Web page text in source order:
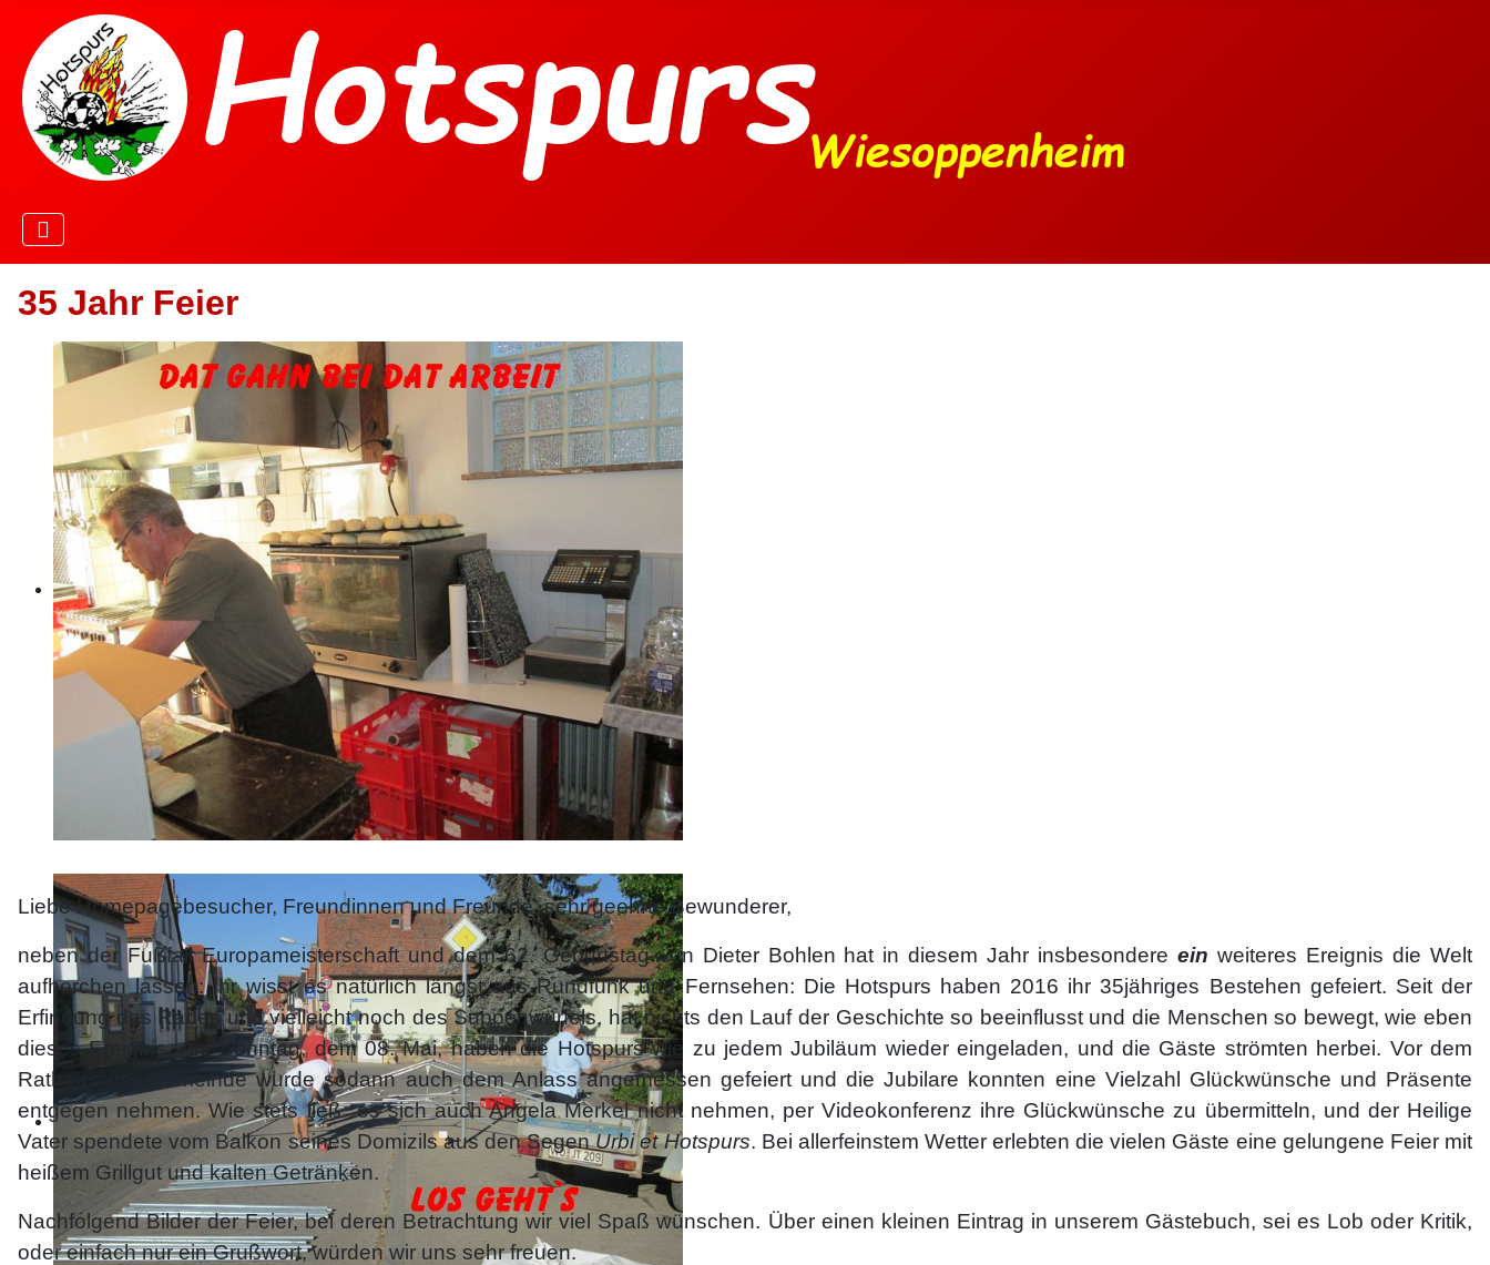
35 Jahr Feier
Liebe Homepagebesucher, Freundinnen und Freunde, sehr geehrte Bewunderer,
neben der Fußfall Europameisterschaft und dem 62. Geburtstag von Dieter Bohlen hat in diesem Jahr insbesondereein weiteres Ereignis die Welt
aufhorchen lassen: Ihr wisst es natürlich längst aus Rundfunk und Fernsehen: Die Hotspurs haben 2016 ihr 35jähriges Bestehen gefeiert. Seit der
Erfindung des Rades und vielleicht noch des Suppenwürfels, hat nichts den Lauf der Geschichte so beeinflusst und die Menschen so bewegt, wie eben
dieses Ereignis. Am Sonntag, dem 08. Mai, haben die Hotspurs wie zu jedem Jubiläum wieder eingeladen, und die Gäste strömten herbei. Vor dem
Rathaus der Gemeinde wurde sodann auch dem Anlass angemessen gefeiert und die Jubilare konnten eine Vielzahl Glückwünsche und Präsente
entgegen nehmen. Wie stets ließ es sich auch Angela Merkel nicht nehmen, per Videokonferenz ihre Glückwünsche zu übermitteln, und der Heilige
Vater spendete vom Balkon seines Domizils aus den SegenUrbi et Hotspurs. Bei allerfeinstem Wetter erlebten die vielen Gäste eine gelungene Feier mit
heißem Grillgut und kalten Getränken.
Nachfolgend Bilder der Feier, bei deren Betrachtung wir viel Spaß wünschen. Über einen kleinen Eintrag in unserem Gästebuch, sei es Lob oder Kritik,
oder einfach nur ein Grußwort, würden wir uns sehr freuen.